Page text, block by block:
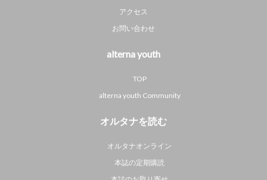
アクセス
お問い合わせ
alterna youth
TOP
alterna youth Community
オルタナを読む
オルタナオンライン
本誌の定期購読